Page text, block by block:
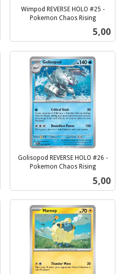
Wimpod REVERSE HOLO #25 -
Pokemon Chaos Rising
Pris
5,00
Golisopod REVERSE HOLO #26 -
Pokemon Chaos Rising
Pris
5,00